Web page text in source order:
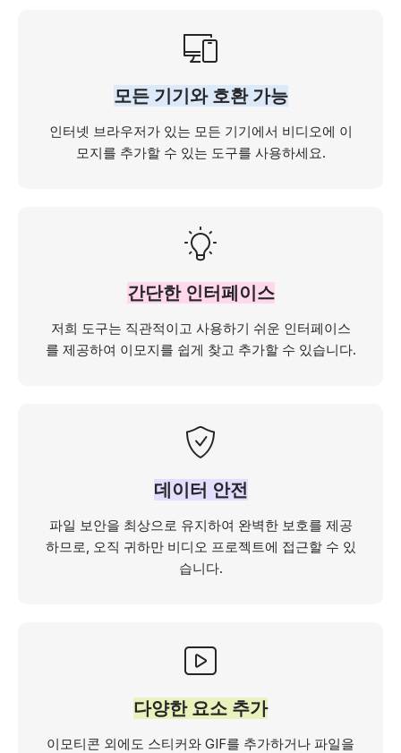
모든 기기와 호환 가능
인터넷 브라우저가 있는 모든 기기에서 비디오에 이
모지를 추가할 수 있는 도구를 사용하세요.
간단한 인터페이스
저희 도구는 직관적이고 사용하기 쉬운 인터페이스
를 제공하여 이모지를 쉽게 찾고 추가할 수 있습니다.
데이터 안전
파일 보안을 최상으로 유지하여 완벽한 보호를 제공
하므로, 오직 귀하만 비디오 프로젝트에 접근할 수 있
습니다.
다양한 요소 추가
이모티콘 외에도 스티커와 GIF를 추가하거나 파일을